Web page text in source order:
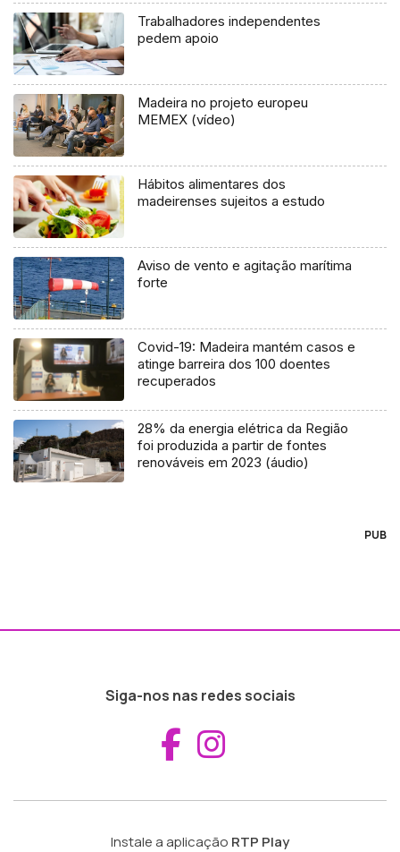
Trabalhadores independentes
pedem apoio
Madeira no projeto europeu
MEMEX (vídeo)
Hábitos alimentares dos
madeirenses sujeitos a estudo
Aviso de vento e agitação marítima
forte
Covid-19: Madeira mantém casos e
atinge barreira dos 100 doentes
recuperados
28% da energia elétrica da Região
foi produzida a partir de fontes
renováveis em 2023 (áudio)
PUB
Siga-nos nas redes sociais
Aceder ao
Instale a aplicação RTP Play